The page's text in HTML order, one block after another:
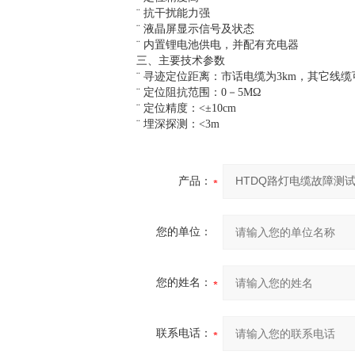
¨ 抗干扰能力强
¨ 液晶屏显示信号及状态
¨ 内置锂电池供电，并配有充电器
三、主要技术参数
¨ 寻迹定位距离：市话电缆为3km，其它线缆
¨ 定位阻抗范围：0－5MΩ
¨ 定位精度：<±10cm
¨ 埋深探测：<3m
产品：
您的单位：
您的姓名：
联系电话：